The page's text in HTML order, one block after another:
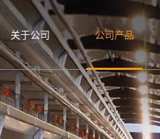
关于公司 公司产品